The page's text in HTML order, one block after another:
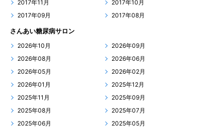
2017年11月
2017年10月
2017年09月
2017年08月
さんあい糖尿病サロン
2026年10月
2026年09月
2026年08月
2026年06月
2026年05月
2026年02月
2026年01月
2025年12月
2025年11月
2025年09月
2025年08月
2025年07月
2025年06月
2025年05月